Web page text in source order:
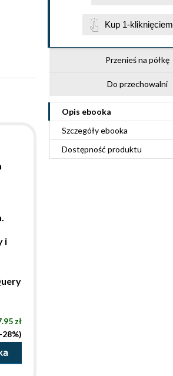
Kup 1-kliknięciem
Przenieś na półkę
Do przechowalni
Opis ebooka
Szczegółyebooka
Dostępność produktu
i
zł
28%)